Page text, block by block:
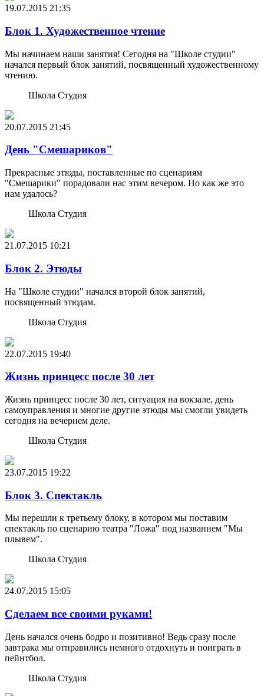
19.07.2015 21:35
Блок 1. Художественное чтение
Мы начинаем наши занятия! Сегодня на "Школе студии"
начался первый блок занятий, посвященный художественному
чтению.
Школа Студия
20.07.2015 21:45
День "Смешариков"
Прекрасные этюды, поставленные по сценариям
"Смешарики" порадовали нас этим вечером. Но как же это
нам удалось?
Школа Студия
21.07.2015 10:21
Блок 2. Этюды
На "Школе студии" начался второй блок занятий,
посвященный этюдам.
Школа Студия
22.07.2015 19:40
Жизнь принцесс после 30 лет
Жизнь принцесс после 30 лет, ситуация на вокзале, день
самоуправления и многие другие этюды мы смогли увидеть
сегодня на вечернем деле.
Школа Студия
23.07.2015 19:22
Блок 3. Спектакль
Мы перешли к третьему блоку, в котором мы поставим
спектакль по сценарию театра "Ложа" под названием "Мы
плывем".
Школа Студия
24.07.2015 15:05
Сделаем все своими руками!
День начался очень бодро и позитивно! Ведь сразу после
завтрака мы отправились немного отдохнуть и поиграть в
пейнтбол.
Школа Студия